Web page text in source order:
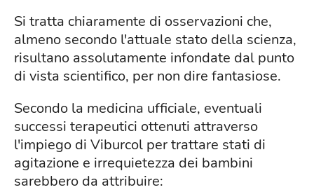
Si tratta chiaramente di osservazioni che,
almeno secondo l'attuale stato della scienza,
risultano assolutamente infondate dal punto
di vista scientifico, per non dire fantasiose.
Secondo la medicina ufficiale, eventuali
successi terapeutici ottenuti attraverso
l'impiego di Viburcol per trattare stati di
agitazione e irrequietezza dei bambini
sarebbero da attribuire: